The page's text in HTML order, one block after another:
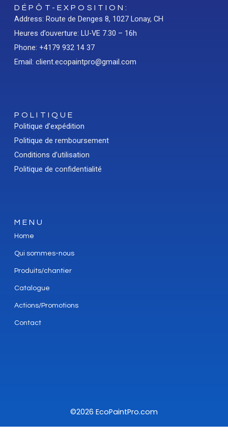
DÉPÔT-EXPOSITION:
Address: Route de Denges 8, 1027 Lonay, CH
Heures d’ouverture: LU-VE 7.30 – 16h
Phone: +4179 932 14 37
Email: client.ecopaintpro@gmail.com
POLITIQUE
Politique d’expédition
Politique de remboursement
Conditions d’utilisation
Politique de confidentialité
MENU
Home
Qui sommes-nous
Produits/chantier
Catalogue
Actions/Promotions
Contact
©2026 EcoPaintPro.com